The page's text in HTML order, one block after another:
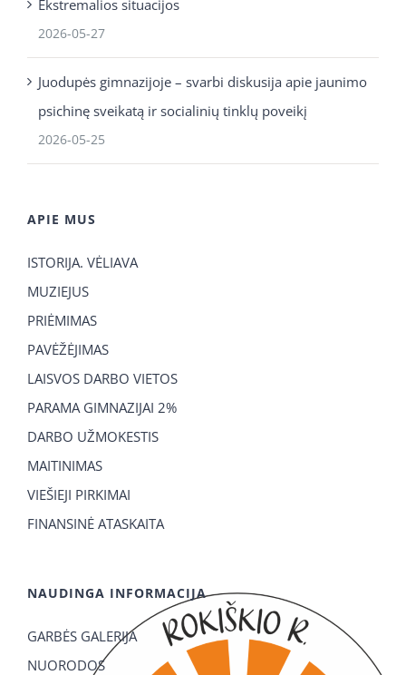
Ekstremalios situacijos
2026-05-27
Juodupės gimnazijoje – svarbi diskusija apie jaunimo
psichinę sveikatą ir socialinių tinklų poveikį
2026-05-25
APIE MUS
ISTORIJA. VĖLIAVA
MUZIEJUS
PRIĖMIMAS
PAVĖŽĖJIMAS
LAISVOS DARBO VIETOS
PARAMA GIMNAZIJAI 2%
DARBO UŽMOKESTIS
MAITINIMAS
VIEŠIEJI PIRKIMAI
FINANSINĖ ATASKAITA
NAUDINGA INFORMACIJA
GARBĖS GALERIJA
NUORODOS